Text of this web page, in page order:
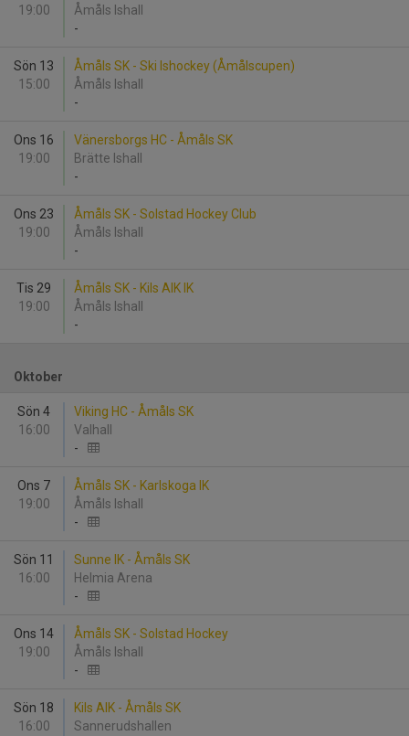
19:00
Åmåls Ishall
-
Sön 13
15:00
Åmåls SK - Ski Ishockey (Åmålscupen)
Åmåls Ishall
-
Ons 16
19:00
Vänersborgs HC - Åmåls SK
Brätte Ishall
-
Ons 23
19:00
Åmåls SK - Solstad Hockey Club
Åmåls Ishall
-
Tis 29
19:00
Åmåls SK - Kils AIK IK
Åmåls Ishall
-
Oktober
Sön 4
16:00
Viking HC - Åmåls SK
Valhall
-
Ons 7
19:00
Åmåls SK - Karlskoga IK
Åmåls Ishall
-
Sön 11
16:00
Sunne IK - Åmåls SK
Helmia Arena
-
Ons 14
19:00
Åmåls SK - Solstad Hockey
Åmåls Ishall
-
Sön 18
16:00
Kils AIK - Åmåls SK
Sannerudshallen